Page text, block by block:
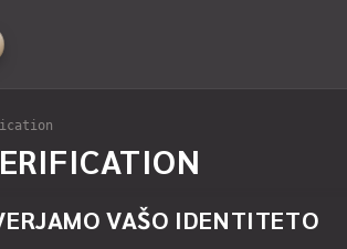
VAŠO IDENTITETO